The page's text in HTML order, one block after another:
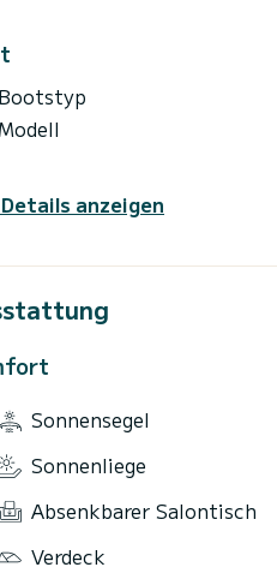
Bootstyp
Modell
anzeigen
Sonnensegel
Sonnenliege
Absenkbarer Salontisch
Verdeck